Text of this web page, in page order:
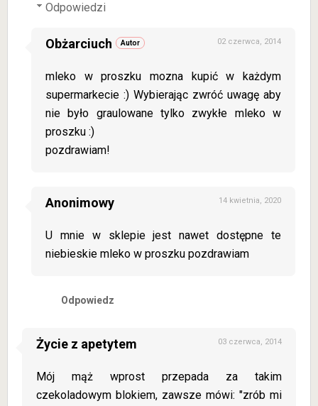
Odpowiedzi
Obżarciuch 02 czerwca, 2014
mleko w proszku mozna kupić w każdym
supermarkecie :) Wybierając zwróć uwagę aby
nie było graulowane tylko zwykłe mleko w
proszku :)
pozdrawiam!
Anonimowy 14 kwietnia, 2020
U mnie w sklepie jest nawet dostępne te
niebieskie mleko w proszku pozdrawiam
Odpowiedz
Życie z apetytem 03 czerwca, 2014
Mój mąż wprost przepada za takim
czekoladowym blokiem, zawsze mówi: "zrób mi